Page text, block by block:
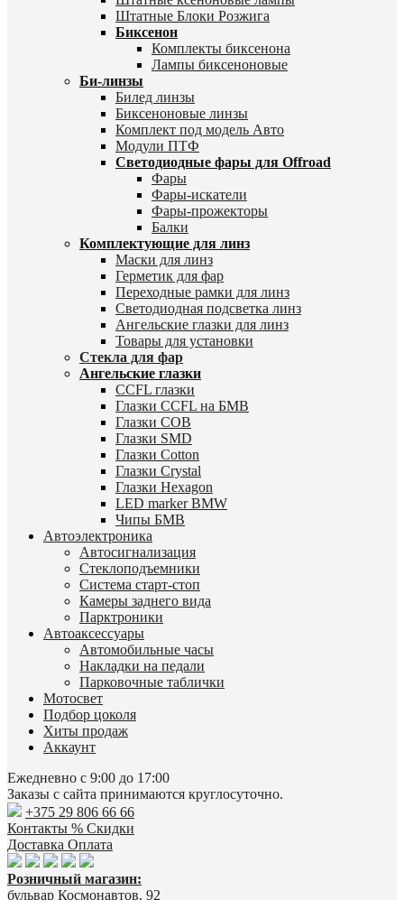
Штатные Блоки Розжига
Биксенон
Комплекты биксенона
Лампы биксеноновые
Би-линзы
Билед линзы
Биксеноновые линзы
Комплект под модель Авто
Модули ПТФ
Светодиодные фары для Offroad
Фары
Фары-искатели
Фары-прожекторы
Балки
Комплектующие для линз
Маски для линз
Герметик для фар
Переходные рамки для линз
Светодиодная подсветка линз
Ангельские глазки для линз
Товары для установки
Стекла для фар
Ангельские глазки
CCFL глазки
Глазки CCFL на БМВ
Глазки COB
Глазки SMD
Глазки Cotton
Глазки Crystal
Глазки Hexagon
LED marker BMW
Чипы БМВ
Автоэлектроника
Автосигнализация
Стеклоподъемники
Система старт-стоп
Камеры заднего вида
Парктроники
Автоаксессуары
Автомобильные часы
Накладки на педали
Парковочные таблички
Мотосвет
Подбор цоколя
Хиты продаж
Аккаунт
Ежедневно с 9:00 до 17:00
Заказы с сайта принимаются круглосуточно.
+375 29 806 66 66
Контакты % Скидки
Доставка Оплата
Розничный магазин:
бульвар Космонавтов, 92